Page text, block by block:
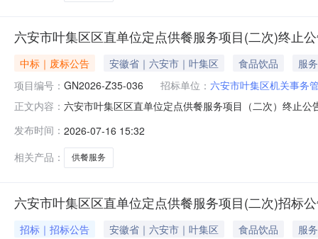
六安市叶集区区直单位定点供餐服务项目(二次)终止
中标｜废标公告 安徽省｜六安市｜叶集区 食品饮品
服务
项目编号： GN2026-Z35-036 招标单位： 六安市叶集区机关事务
正文内容： 六安市叶集区区直单位定点供餐服务项目（二次）终止
务管理服务中心地址：六安市叶集区花园路88号联系人
路交叉口南海嘉苑S1＃
发布时间： 2026-07-16 15:32
相关产品：
供餐服务
六安市叶集区区直单位定点供餐服务项目(二次)招标
招标｜招标公告 安徽省｜六安市｜叶集区 食品饮品
服务